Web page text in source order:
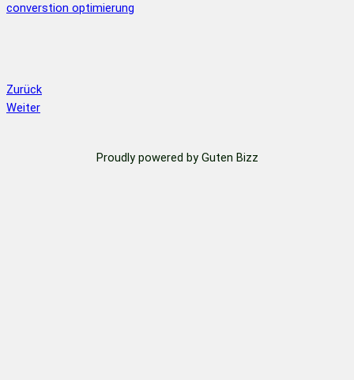
converstion optimierung
Zurück
Weiter
Proudly powered by Guten Bizz